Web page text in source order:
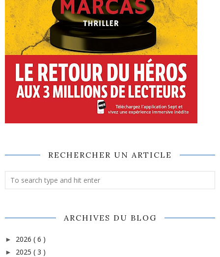
RECHERCHER UN ARTICLE
ARCHIVES DU BLOG
► 2026 ( 6 )
► 2025 ( 3 )